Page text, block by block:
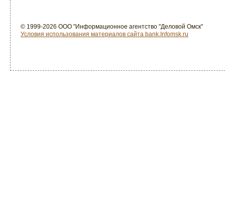
© 1999-2026 ООО "Информационное агентство "Деловой Омск"
Условия использования материалов сайта bank.Infomsk.ru